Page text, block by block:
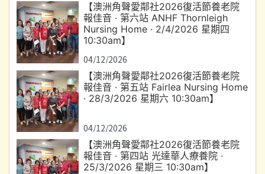
【澳洲角聲愛鄰社2026復活節養老院
報佳音 · 第六站 ANHF Thornleigh
Nursing Home · 2/4/2026 星期四
10:30am】
04/12/2026
【澳洲角聲愛鄰社2026復活節養老院
報佳音 · 第五站 Fairlea Nursing Home
· 28/3/2026 星期六 10:30am】
04/12/2026
【澳洲角聲愛鄰社2026復活節養老院
報佳音 · 第四站 光達華人療養院 ·
25/3/2026 星期三 10:30am】